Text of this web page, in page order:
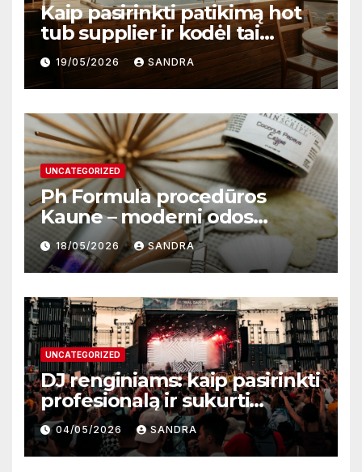
Kaip pasirinkti patikimą hot
tub supplier ir kodėl tai
svarbu?
19/05/2026 SANDRA
UNCATEGORIZED
Ph Formula procedūros
Kaune – moderni odos
atnaujinimo sistema
18/05/2026 SANDRA
UNCATEGORIZED
DJ renginiams: kaip pasirinkti
profesionalą ir sukurti
nepamirštamą atmosferą
04/05/2026 SANDRA